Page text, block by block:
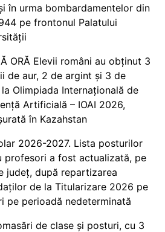
în urma bombardamentelor din
pe frontonul Palatului
ORĂ Elevii români au obținut 3
de aur, 2 de argint și 3 de
Olimpiada Internațională de
Artificială – IOAI 2026,
în Kazahstan
2026-2027. Lista posturilor
profesori a fost actualizată, pe
județ, după repartizarea
de la Titularizare 2026 pe
pe perioadă nedeterminată
de clase și posturi, cu 3